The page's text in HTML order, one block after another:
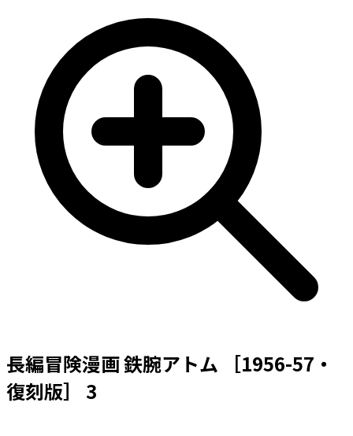
長編冒険漫画 鉄腕アトム ［1956-57・
復刻版］ 3